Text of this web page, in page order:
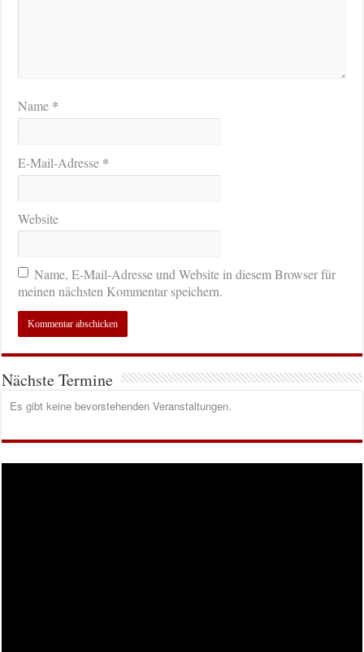
Name *
E-Mail-Adresse *
Website
Name, E-Mail-Adresse und Website in diesem Browser für
meinen nächsten Kommentar speichern.
Nächste Termine
Es gibt keine bevorstehenden Veranstaltungen.